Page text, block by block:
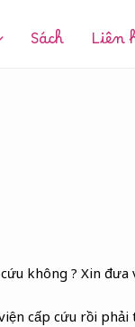
Sách Liên
không ? Xin
cấp cứu rồi